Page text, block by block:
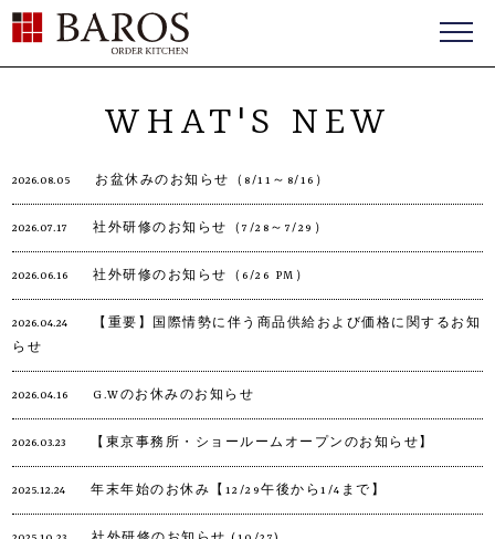
WHAT'S NEW
2026.08.05 お盆休みのお知らせ（8/11～8/16）
2026.07.17 社外研修のお知らせ（7/28～7/29）
2026.06.16 社外研修のお知らせ（6/26 PM）
2026.04.24
【重要】国際情勢に伴う商品供給および価格に関するお知
らせ
2026.04.16 G.Wのお休みのお知らせ
2026.03.23 【東京事務所・ショールームオープンのお知らせ】
2025.12.24 年末年始のお休み【12/29午後から1/4まで】